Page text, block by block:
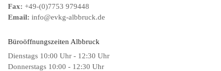
Fax: +49-(0)7753 979448
Email: info@evkg-albbruck.de
Büroöffnungszeiten Albbruck
Dienstags 10:00 Uhr - 12:30 Uhr
Donnerstags 10:00 - 12:30 Uhr